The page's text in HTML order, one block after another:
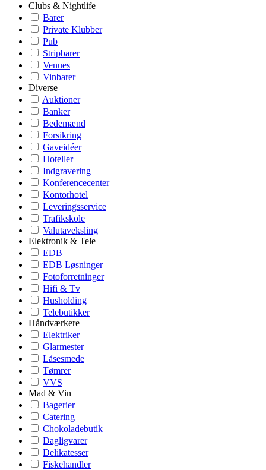
Clubs & Nightlife
Barer
Private Klubber
Pub
Stripbarer
Venues
Vinbarer
Diverse
Auktioner
Banker
Bedemænd
Forsikring
Gaveidéer
Hoteller
Indgravering
Konferencecenter
Kontorhotel
Leveringsservice
Trafikskole
Valutaveksling
Elektronik & Tele
EDB
EDB Løsninger
Fotoforretninger
Hifi & Tv
Husholding
Telebutikker
Håndværkere
Elektriker
Glarmester
Låsesmede
Tømrer
VVS
Mad & Vin
Bagerier
Catering
Chokoladebutik
Dagligvarer
Delikatesser
Fiskehandler